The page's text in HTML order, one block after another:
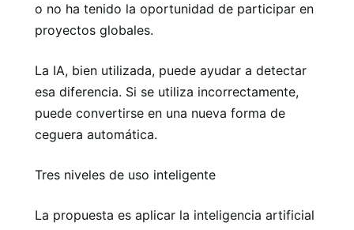
o no ha tenido la oportunidad de participar en
proyectos globales.
La IA, bien utilizada, puede ayudar a detectar
esa diferencia. Si se utiliza incorrectamente,
puede convertirse en una nueva forma de
ceguera automática.
Tres niveles de uso inteligente
La propuesta es aplicar la inteligencia artificial